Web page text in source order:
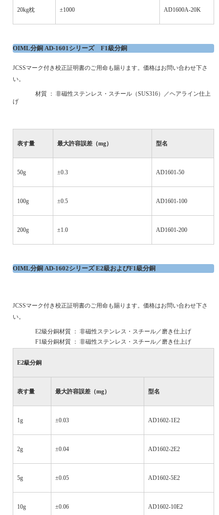
20kg枕 ±1000 AD1600A-20K
OIML分銅 AD-1601 シリーズ F1級分銅
JCSSマーク付き校正証明書のご用命も賜ります。価格はお問い合わせ下さ
い。
材質 ： 非磁性ステンレス・スチール（SUS316）／ヘアライン仕上
げ
表す量 最大許容誤差（mg） 型名
50g ±0.3 AD1601-50
100g ±0.5 AD1601-100
200g ±1.0 AD1601-200
OIML分銅 AD-1602シリーズ E2級およびF1級分銅
JCSSマーク付き校正証明書のご用命も賜ります。価格はお問い合わせ下さ
い。
E2級分銅材質 ： 非磁性ステンレス・スチール／磨き仕上げ
F1級分銅材質 ： 非磁性ステンレス・スチール／磨き仕上げ
E2級分銅
表す量 最大許容誤差（mg） 型名
1g ±0.03 AD1602-1E2
2g ±0.04 AD1602-2E2
5g ±0.05 AD1602-5E2
10g ±0.06 AD1602-10E2